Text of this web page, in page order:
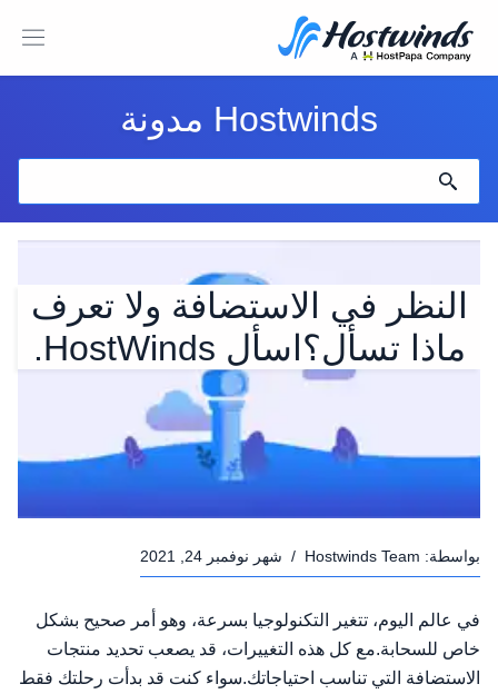
Hostwinds مدونة
النظر في الاستضافة ولا تعرف
ماذا تسأل؟اسأل HostWinds.
بواسطة: Hostwinds Team
/ شهر نوفمبر 24, 2021
في عالم اليوم، تتغير التكنولوجيا بسرعة، وهو أمر صحيح بشكل
خاص للسحابة.مع كل هذه التغييرات، قد يصعب تحديد منتجات
الاستضافة التي تناسب احتياجاتك.سواء كنت قد بدأت رحلتك فقط